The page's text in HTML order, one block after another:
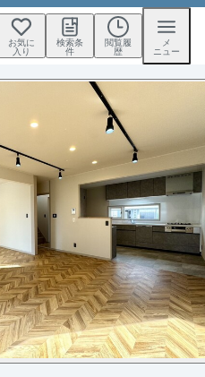
お気に
入り
検索条
件
閲覧履
歴
メ
ニュー